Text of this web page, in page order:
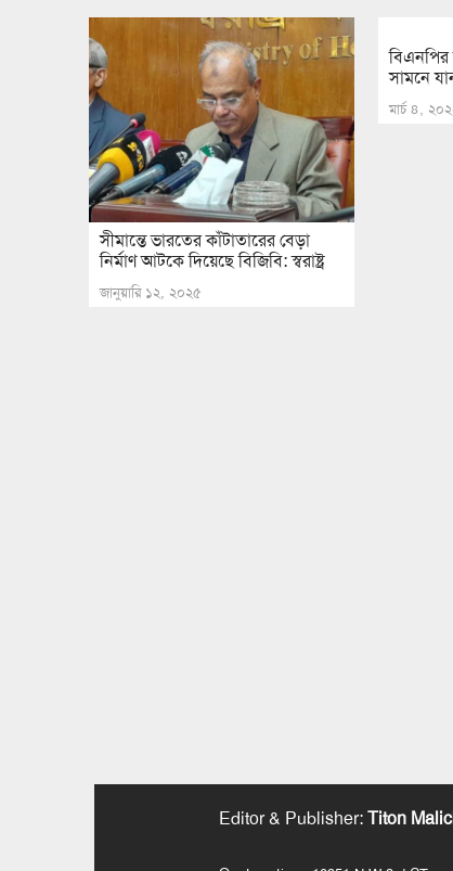
সীমান্তে ভারতের কাঁটাতারের বেড়া
নির্মাণ আটকে দিয়েছে বিজিবি: স্বরাষ্ট্র
জানুয়ারি ১২, ২০২৫
বিএনপির
সামনে
মার্চ ৪,
Editor & Publisher:Titon